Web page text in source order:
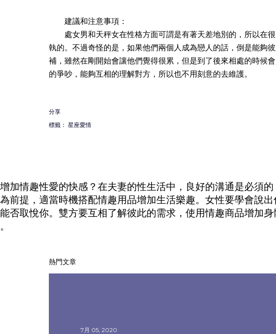
建議和注意事項：
處女男和天秤女在性格方面可謂是有著天差地別的，所以在
執的。不過奇怪的是，如果他們兩個人成為戀人的話，倒是能夠
補，雖然在剛開始會讓他們覺得很累，但是到了後來相處的時候
的爭吵，能夠互相的理解對方，所以也不用刻意的去維護。
分享
標籤： 星座愛情
加情趣性愛的快感？在夫妻的性生活中，良好的溝通是必須
前提，適當時機搭配情趣用品增加生活樂趣。女性要學會說
否取悅你。雙方要互相了解彼此的需求，使用情趣商品增加
熱門文章
7月 05, 2020